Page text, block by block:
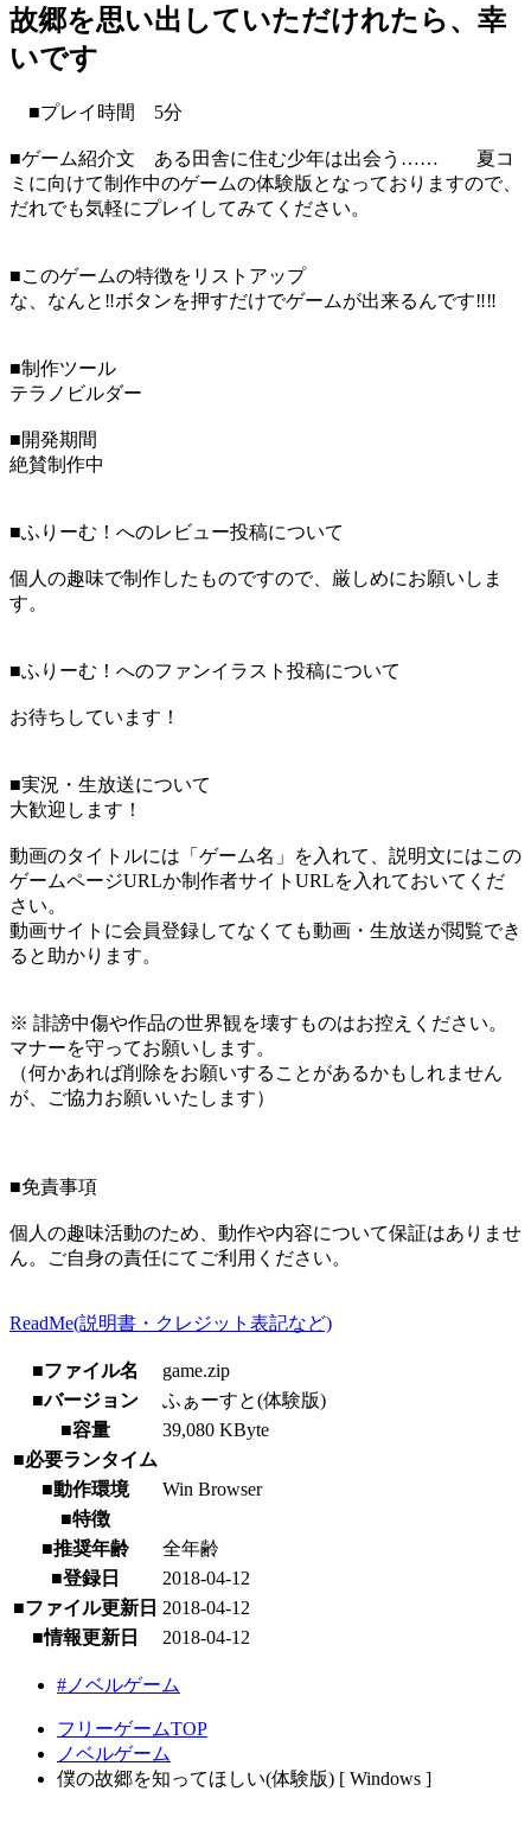
故郷を思い出していただけれたら、幸
いです
■プレイ時間 5分
■ゲーム紹介文 ある田舎に住む少年は出会う…… 夏コ
ミに向けて制作中のゲームの体験版となっておりますので、
だれでも気軽にプレイしてみてください。
■このゲームの特徴をリストアップ
な、なんと‼ボタンを押すだけでゲームが出来るんです‼‼
■制作ツール
テラノビルダー
■開発期間
絶賛制作中
■ふりーむ！へのレビュー投稿について
個人の趣味で制作したものですので、厳しめにお願いしま
す。
■ふりーむ！へのファンイラスト投稿について
お待ちしています！
■実況・生放送について
大歓迎します！
動画のタイトルには「ゲーム名」を入れて、説明文にはこの
ゲームページURLか制作者サイトURLを入れておいてくだ
さい。
動画サイトに会員登録してなくても動画・生放送が閲覧でき
ると助かります。
※ 誹謗中傷や作品の世界観を壊すものはお控えください。
マナーを守ってお願いします。
（何かあれば削除をお願いすることがあるかもしれません
が、ご協力お願いいたします）
■免責事項
個人の趣味活動のため、動作や内容について保証はありませ
ん。ご自身の責任にてご利用ください。
ReadMe(説明書・クレジット表記など)
■ファイル名
game.zip
■バージョン
ふぁーすと(体験版)
■容量
39,080 KByte
■必要ランタイム
■動作環境
Win Browser
■特徴
■推奨年齢
全年齢
■登録日
2018-04-12
■ファイル更新日 2018-04-12
■情報更新日
2018-04-12
#ノベルゲーム
フリーゲームTOP
ノベルゲーム
僕の故郷を知ってほしい(体験版) [ Windows ]